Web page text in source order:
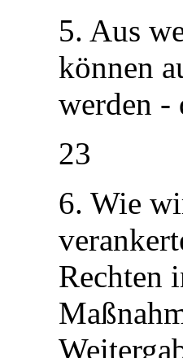
5. Aus
können
werden -
23
6. Wie
Rechten